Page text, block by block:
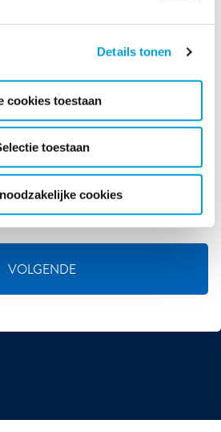
Details tonen
cookies toestaan
toestaan
cookies
VEREIST
VOLGENDE